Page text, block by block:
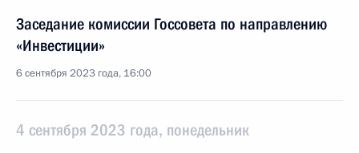
Заседание комиссии Госсовета по направлению
«Инвестиции»
6 сентября 2023 года, 16:00
4 сентября 2023 года, понедельник